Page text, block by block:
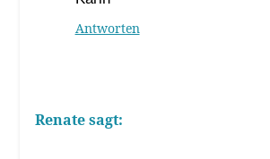
Antworten
Renate sagt: